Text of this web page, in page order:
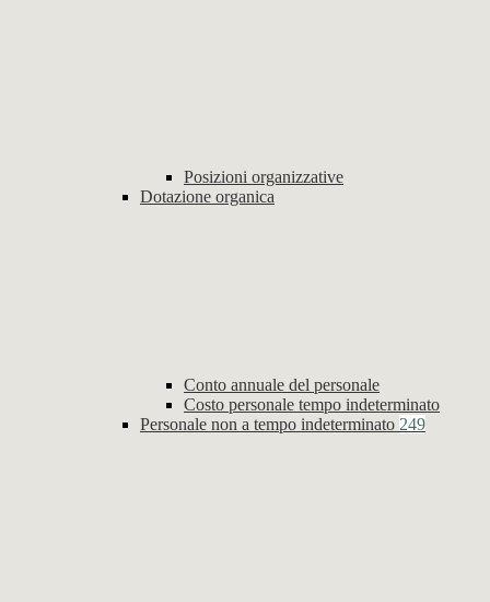
Posizioni organizzative
Dotazione organica
Conto annuale del personale
Costo personale tempo indeterminato
Personale non a tempo indeterminato 249